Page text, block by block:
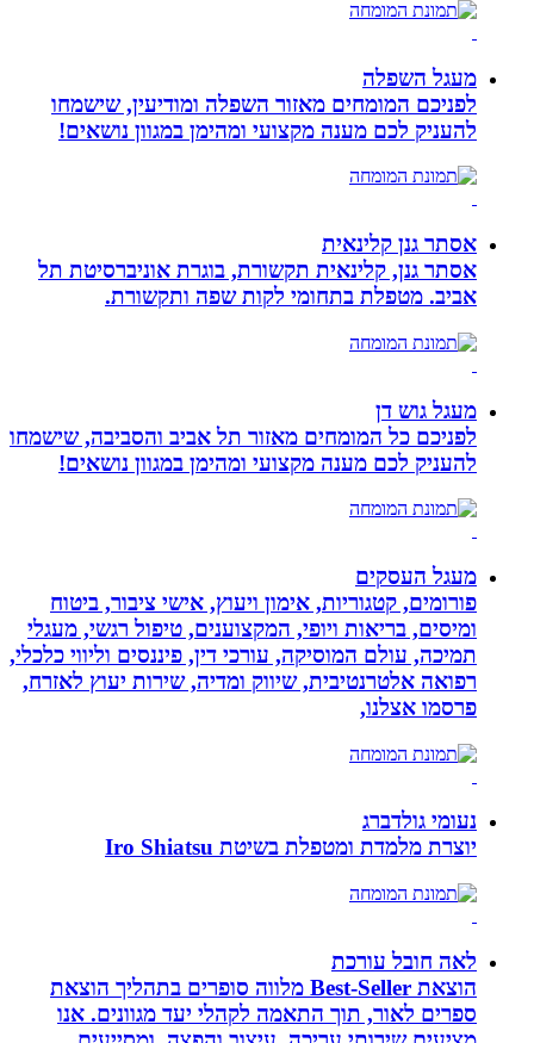
מעגל השפלה
לפניכם המומחים מאזור השפלה ומודיעין, שישמחו
להעניק לכם מענה מקצועי ומהימן במגוון נושאים!
אסתר גנן קלינאית
אסתר גנן, קלינאית תקשורת, בוגרת אוניברסיטת תל
אביב. מטפלת בתחומי לקות שפה ותקשורת.
מעגל גוש דן
לפניכם כל המומחים מאזור תל אביב והסביבה, שישמחו
להעניק לכם מענה מקצועי ומהימן במגוון נושאים!
מעגל העסקים
פורומים, קטגוריות, אימון ויעוץ, אישי ציבור, ביטוח
ומיסים, בריאות ויופי, המקצוענים, טיפול רגשי, מעגלי
תמיכה, עולם המוסיקה, עורכי דין, פיננסים וליווי כלכלי,
רפואה אלטרנטיבית, שיווק ומדיה, שירות יעוץ לאזרח,
פרסמו אצלנו,
נעומי גולדברג
יוצרת מלמדת ומטפלת בשיטת Iro Shiatsu
לאה חובל עורכת
הוצאת Best-Seller מלווה סופרים בתהליך הוצאת
ספרים לאור, תוך התאמה לקהלי יעד מגוונים. אנו